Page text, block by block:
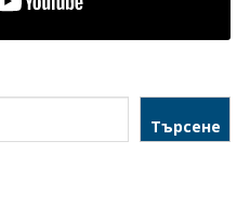
Търсене